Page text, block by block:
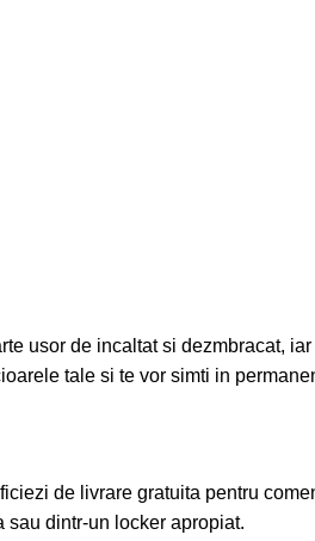
usor de incaltat si dezmbracat,
tale si te vor simti in
de livrare gratuita pentru
sau dintr-un locker apropiat.